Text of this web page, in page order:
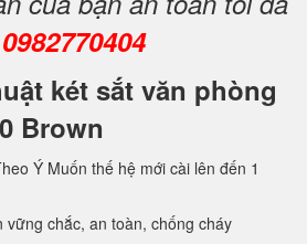
két sắt văn phòng
Brown
Ý Muốn thế hệ mới cài lên đến 1
chắc, an toàn, chống cháy